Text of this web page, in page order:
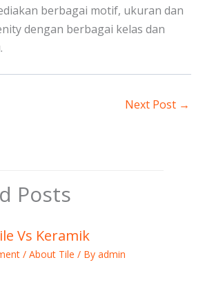
berbagai motif, ukuran dan
dengan berbagai kelas dan
Next Post →
Posts
Vs Keramik
/ About Tile / By admin